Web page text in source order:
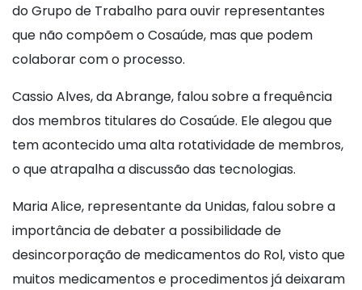
do Grupo de Trabalho para ouvir representantes
que não compõem o Cosaúde, mas que podem
colaborar com o processo.
Cassio Alves, da Abrange, falou sobre a frequência
dos membros titulares do Cosaúde. Ele alegou que
tem acontecido uma alta rotatividade de membros,
o que atrapalha a discussão das tecnologias.
Maria Alice, representante da Unidas, falou sobre a
importância de debater a possibilidade de
desincorporação de medicamentos do Rol, visto que
muitos medicamentos e procedimentos já deixaram